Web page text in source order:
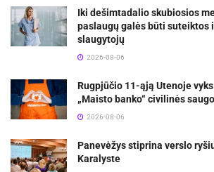
Iki dešimtadalio skubiosios
paslaugų galės būti suteiktos
slaugytojų
2026-08-06
Rugpjūčio 11-ąją Utenoje
„Maisto banko“ civilinės
2026-08-06
Panevėžys stiprina verslo
Karalyste